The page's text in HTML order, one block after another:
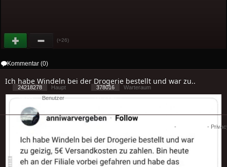
(+26)
Kommentar (0)
Ich habe Windeln bei der Drogerie bestellt und war zu..
24218278 Haupt 378016
Warteraum
Benutzer
- -